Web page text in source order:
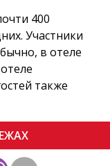
400
Участники
в отеле
также